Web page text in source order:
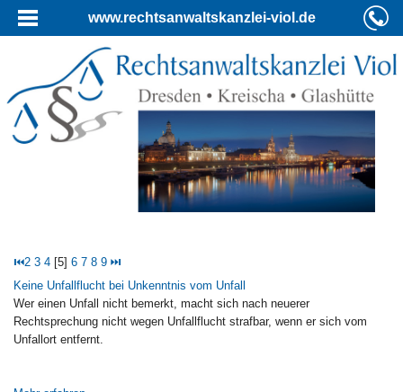
www.rechtsanwaltskanzlei-viol.de
⏮2 3 4 [5] 6 7 8 9 ⏭
Keine Unfallflucht bei Unkenntnis vom Unfall
Wer einen Unfall nicht bemerkt, macht sich nach neuerer
Rechtsprechung nicht wegen Unfallflucht strafbar, wenn er sich vom
Unfallort entfernt.